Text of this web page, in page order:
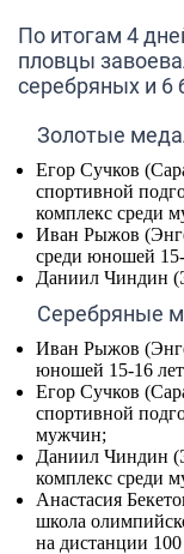
По итогам 4
пловцы
серебряных и 6
Золотые
Егор Сучков (
спортивной
комплекс среди
Иван Рыжов
среди юношей
Даниил Чиндин
Серебряные
Иван Рыжов
юношей 15-16
Егор Сучков
спортивной
мужчин;
Даниил Чиндин
комплекс среди
Анастасия
школа
на дистанции